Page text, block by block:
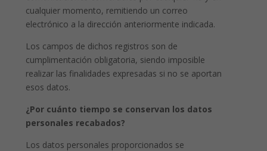
cualquier momento, remitiendo un correo
electrónico a la dirección anteriormente indicada.
Los campos de dichos registros son de
cumplimentación obligatoria, siendo imposible
realizar las finalidades expresadas si no se aportan
esos datos.
¿Por cuánto tiempo se conservan los datos
personales recabados?
Los datos personales proporcionados se